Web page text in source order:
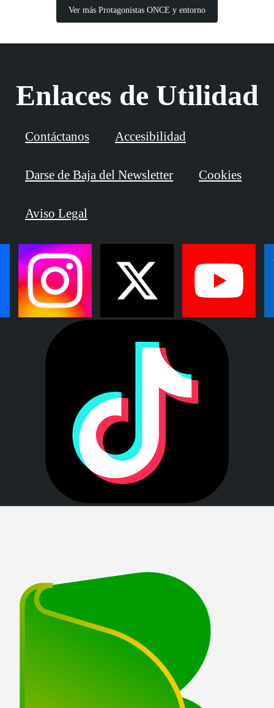
Ver más Protagonistas ONCE y entorno
Enlaces de Utilidad
Contáctanos Accesibilidad
Darse de Baja del Newsletter Cookies
Aviso Legal